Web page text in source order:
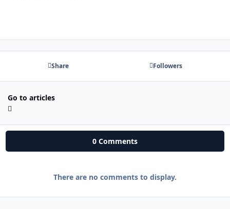
Share Followers
Go to articles
0 Comments
There are no comments to display.